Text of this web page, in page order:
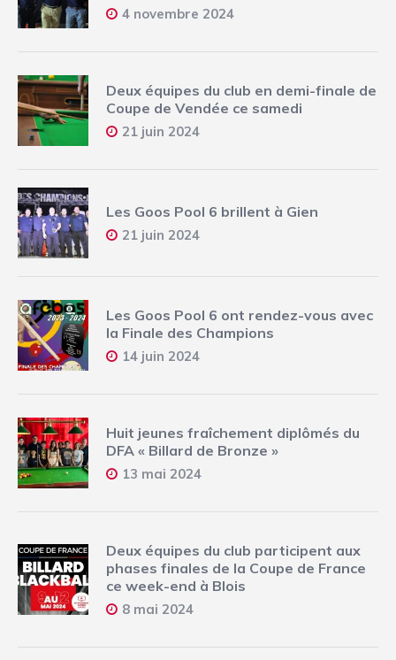
4 novembre 2024
Deux équipes du club en demi-finale de
Coupe de Vendée ce samedi
21 juin 2024
Les Goos Pool 6 brillent à Gien
21 juin 2024
Les Goos Pool 6 ont rendez-vous avec
la Finale des Champions
14 juin 2024
Huit jeunes fraîchement diplômés du
DFA « Billard de Bronze »
13 mai 2024
Deux équipes du club participent aux
phases finales de la Coupe de France
ce week-end à Blois
8 mai 2024